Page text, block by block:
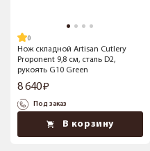
Нож складной Artisan Cutlery
Proponent 9,8 см, сталь D2,
рукоять G10 Green
8 640
Под заказ
В корзину